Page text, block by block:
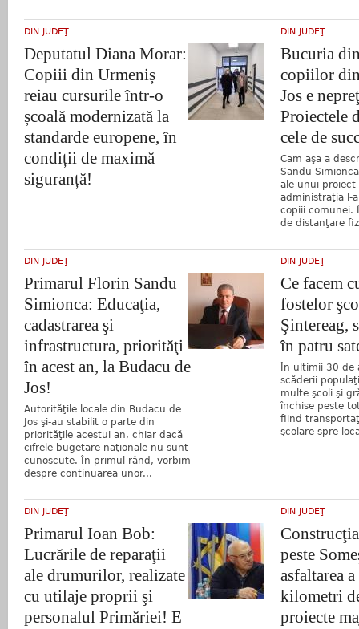
DIN JUDEŢ
Deputatul Diana Morar:
Copiii din Urmeniș
reiau cursurile într-o
școală modernizată la
standarde europene, în
condiții de maximă
siguranță!
DIN JUDEŢ
Bucuria
copiilor
Jos e
Proiectele
cele de
Cam aşa a
Sandu
ale unui proiect
administraţia l-
copiii comunei.
de distanţare
DIN JUDEŢ
Primarul Florin Sandu
Simionca: Educaţia,
cadastrarea şi
infrastructura, priorităţi
în acest an, la Budacu de
Jos!
Autorităţile locale din Budacu de
Jos şi-au stabilit o parte din
priorităţile acestui an, chiar dacă
cifrele bugetare naţionale nu sunt
cunoscute. În primul rând, vorbim
despre continuarea unor...
DIN JUDEŢ
Ce facem
fostelor
Şintereag,
în patru
În ultimii 30 de
scăderii
multe şcoli şi
închise peste
fiind
şcolare spre
DIN JUDEŢ
Primarul Ioan Bob:
Lucrările de reparaţii
ale drumurilor, realizate
cu utilaje proprii şi
personalul Primăriei! E
DIN JUDEŢ
peste
asfaltarea a
kilometri
proiecte